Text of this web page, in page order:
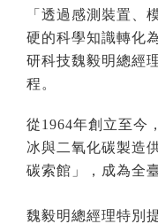
「透過感測裝置、
硬的科學知識轉化
研科技魏毅明總經
程。
從1964年創立至今
冰與二氧化碳製造
碳索館」，成為全
魏毅明總經理特別